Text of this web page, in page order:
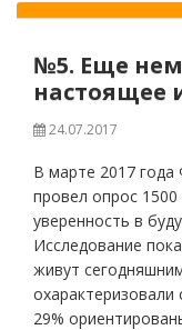
№5. Еще
настоящее
24.07.2017
В марте 2017
провел опрос
уверенность в
Исследование
живут
29%